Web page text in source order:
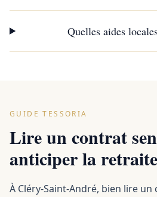
Quelles aides
GUIDE TESSORIA
Lire un contrat
anticiper la retraite
À Cléry-Saint-André, bien lire